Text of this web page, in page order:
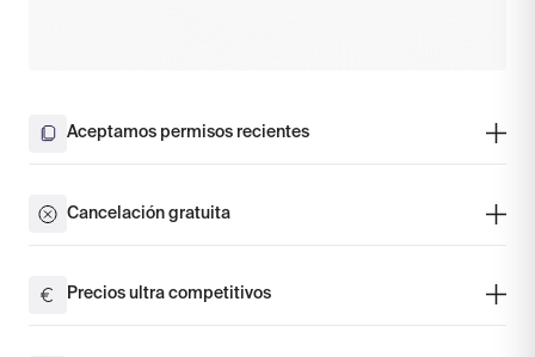
Aceptamos permisos recientes
Cancelación gratuita
Precios ultra competitivos